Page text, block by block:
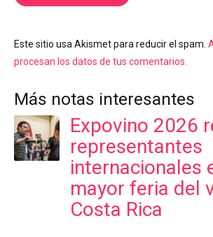
Este sitio usa Akismet para reducir el spam.
procesan los datos de tus comentarios.
Más notas interesantes
Expovino 2026
representantes
internacionales
mayor feria del
Costa Rica